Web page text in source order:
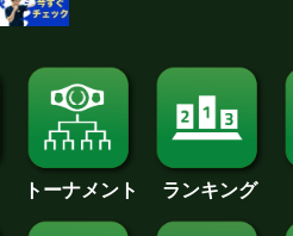
トーナメント ランキング